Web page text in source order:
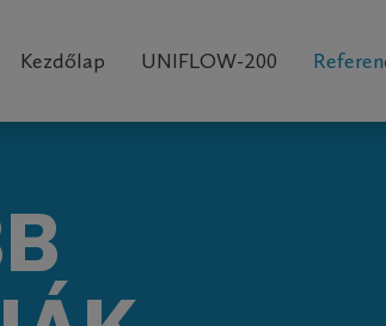
navigation
Kezdőlap UNIFLOW-200